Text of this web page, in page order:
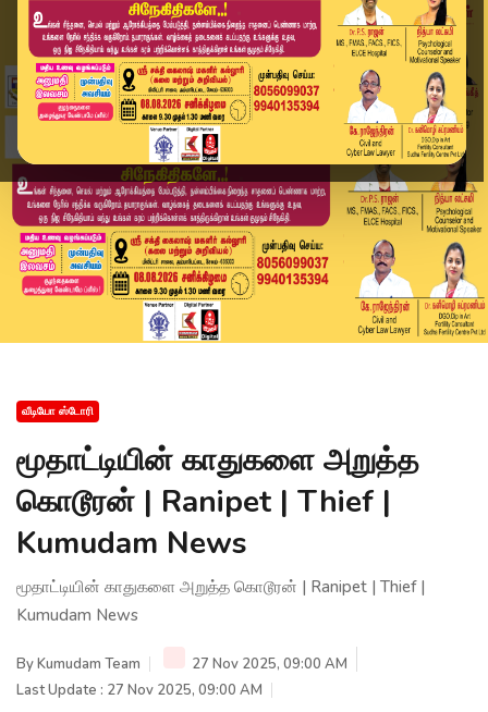
வீடியோ ஸ்டோரி
மூதாட்டியின் காதுகளை அறுத்த
கொடூரன் | Ranipet | Thief |
Kumudam News
மூதாட்டியின் காதுகளை அறுத்த கொடூரன் | Ranipet | Thief |
Kumudam News
ByKumudam Team
27 Nov 2025, 09:00 AM
Last Update : 27 Nov 2025, 09:00 AM